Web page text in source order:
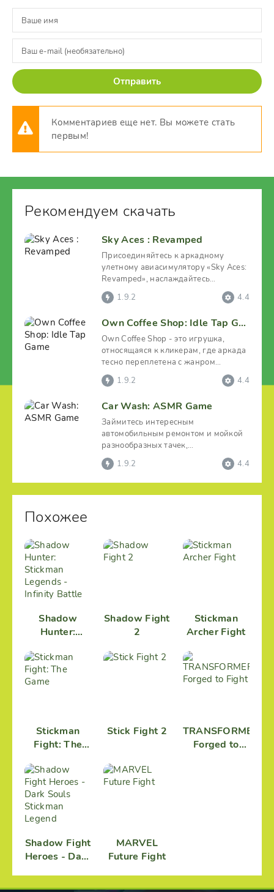
Отправить
Комментариев еще нет. Вы можете стать
первым!
Рекомендуем скачать
Sky Aces : Revamped
Присоединяйтесь к аркадному
улетному авиасимулятору «Sky Aces:
Revamped», наслаждайтесь
воздушными энергичными
1.9.2 4.4
Own Coffee Shop: Idle Tap Game
Own Coffee Shop - это игрушка,
относящаяся к кликерам, где аркада
тесно переплетена с жанром
экономического менеджера.
1.9.2 4.4
Car Wash: ASMR Game
Займитесь интересным
автомобильным ремонтом и мойкой
разнообразных тачек,
присоединившись к потрясающему
ролевому
1.9.2 4.4
Похожее
Shadow
Hunter:
Legends -
Infinity Battle
Shadow Fight
2
Stickman
Archer Fight
Stickman
Fight: The
Stick Fight 2
TRANSFORMERS:
Forged to
Shadow Fight
Heroes - Dark
MARVEL
Future Fight